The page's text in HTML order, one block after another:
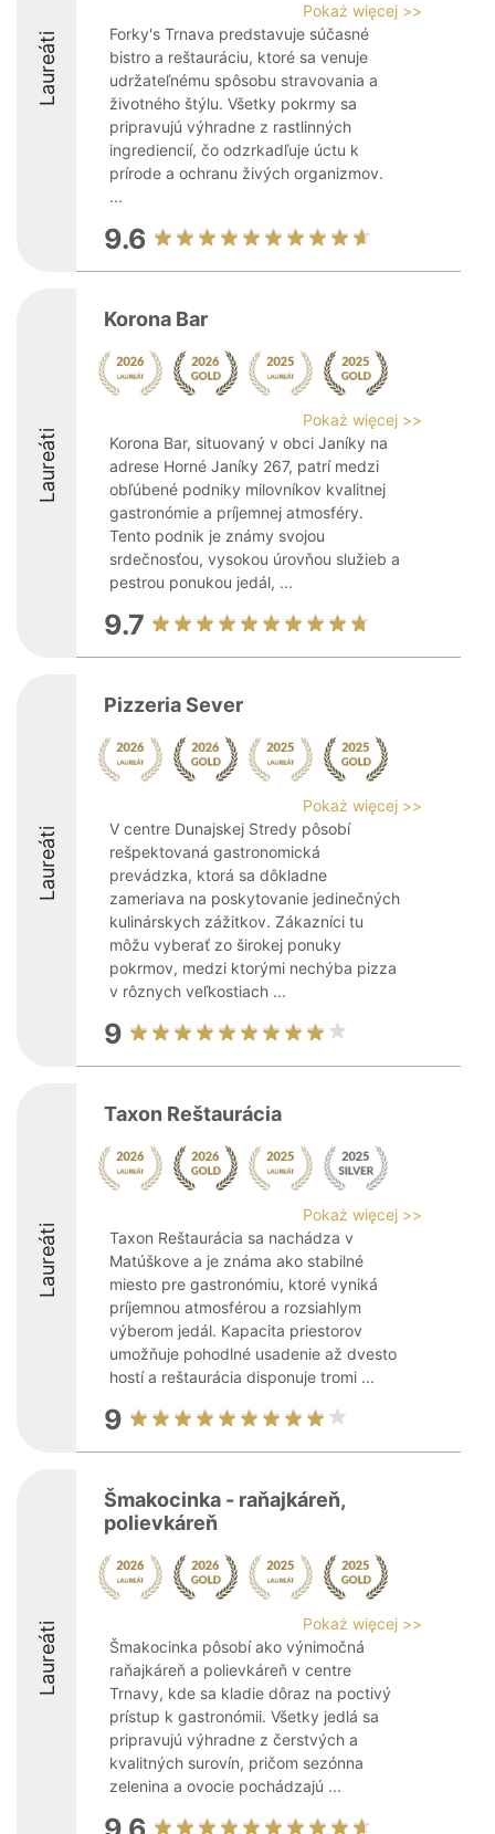
Laureáti
Pokaż więcej >>
Forky's Trnava predstavuje súčasné
bistro a reštauráciu, ktoré sa venuje
udržateľnému spôsobu stravovania a
životného štýlu. Všetky pokrmy sa
pripravujú výhradne z rastlinných
ingrediencií, čo odzrkadľuje úctu k
prírode a ochranu živých organizmov.
...
9.6
Laureáti
Korona Bar
Pokaż więcej >>
Korona Bar, situovaný v obci Janíky na
adrese Horné Janíky 267, patrí medzi
obľúbené podniky milovníkov kvalitnej
gastronómie a príjemnej atmosféry.
Tento podnik je známy svojou
srdečnosťou, vysokou úrovňou služieb a
pestrou ponukou jedál, ...
9.7
Laureáti
Pizzeria Sever
Pokaż więcej >>
V centre Dunajskej Stredy pôsobí
rešpektovaná gastronomická
prevádzka, ktorá sa dôkladne
zameriava na poskytovanie jedinečných
kulinárskych zážitkov. Zákazníci tu
môžu vyberať zo širokej ponuky
pokrmov, medzi ktorými nechýba pizza
v rôznych veľkostiach ...
9
Laureáti
Taxon Reštaurácia
Pokaż więcej >>
Taxon Reštaurácia sa nachádza v
Matúškove a je známa ako stabilné
miesto pre gastronómiu, ktoré vyniká
príjemnou atmosférou a rozsiahlym
výberom jedál. Kapacita priestorov
umožňuje pohodlné usadenie až dvesto
hostí a reštaurácia disponuje tromi ...
9
Laureáti
Šmakocinka - raňajkáreň,
polievkáreň
Pokaż więcej >>
Šmakocinka pôsobí ako výnimočná
raňajkáreň a polievkáreň v centre
Trnavy, kde sa kladie dôraz na poctivý
prístup k gastronómii. Všetky jedlá sa
pripravujú výhradne z čerstvých a
kvalitných surovín, pričom sezónna
zelenina a ovocie pochádzajú ...